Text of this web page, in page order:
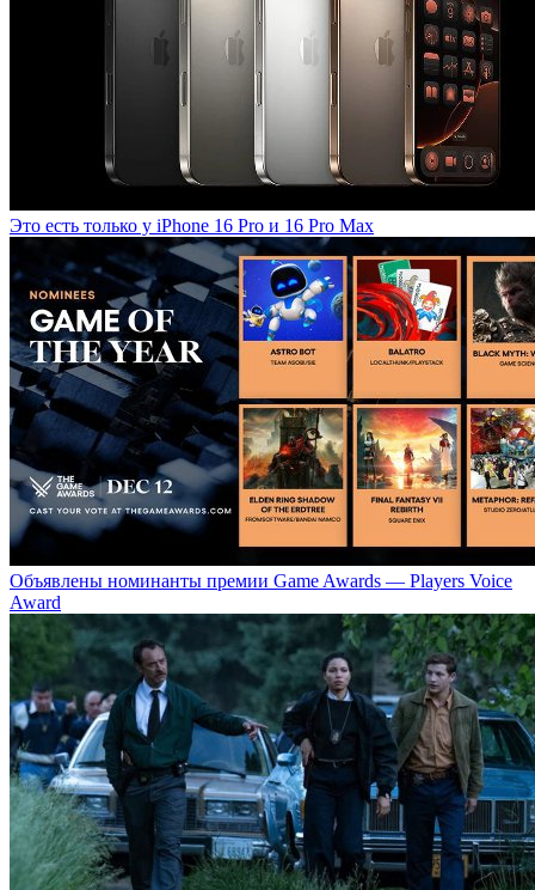
Это есть только у iPhone 16 Pro и 16 Pro Max
Объявлены номинанты премии Game Awards — Players Voice
Award